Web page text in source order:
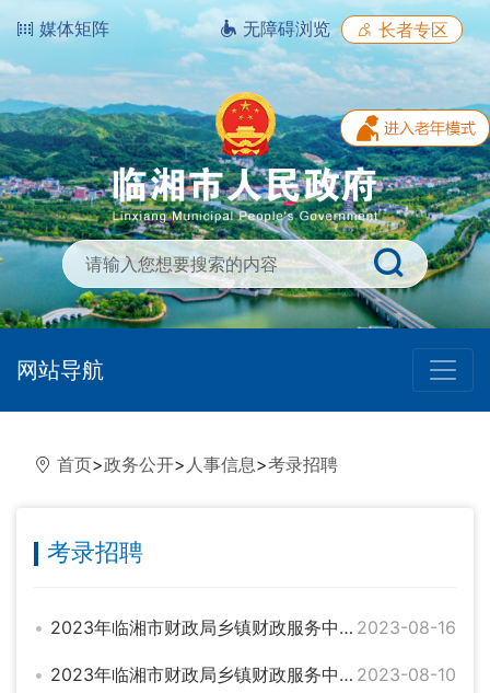
媒体矩阵 无障碍浏览 长者专区
网站导航
首页>政务公开> 人事信息>考录招聘
考录招聘
2023年临湘市财政局乡镇财政服务中心公开选调工作人员拟选调人员名单公示 2023-08-16
2023年临湘市财政局乡镇财政服务中心公开招聘工作人员拟聘用人员名单公示 2023-08-10